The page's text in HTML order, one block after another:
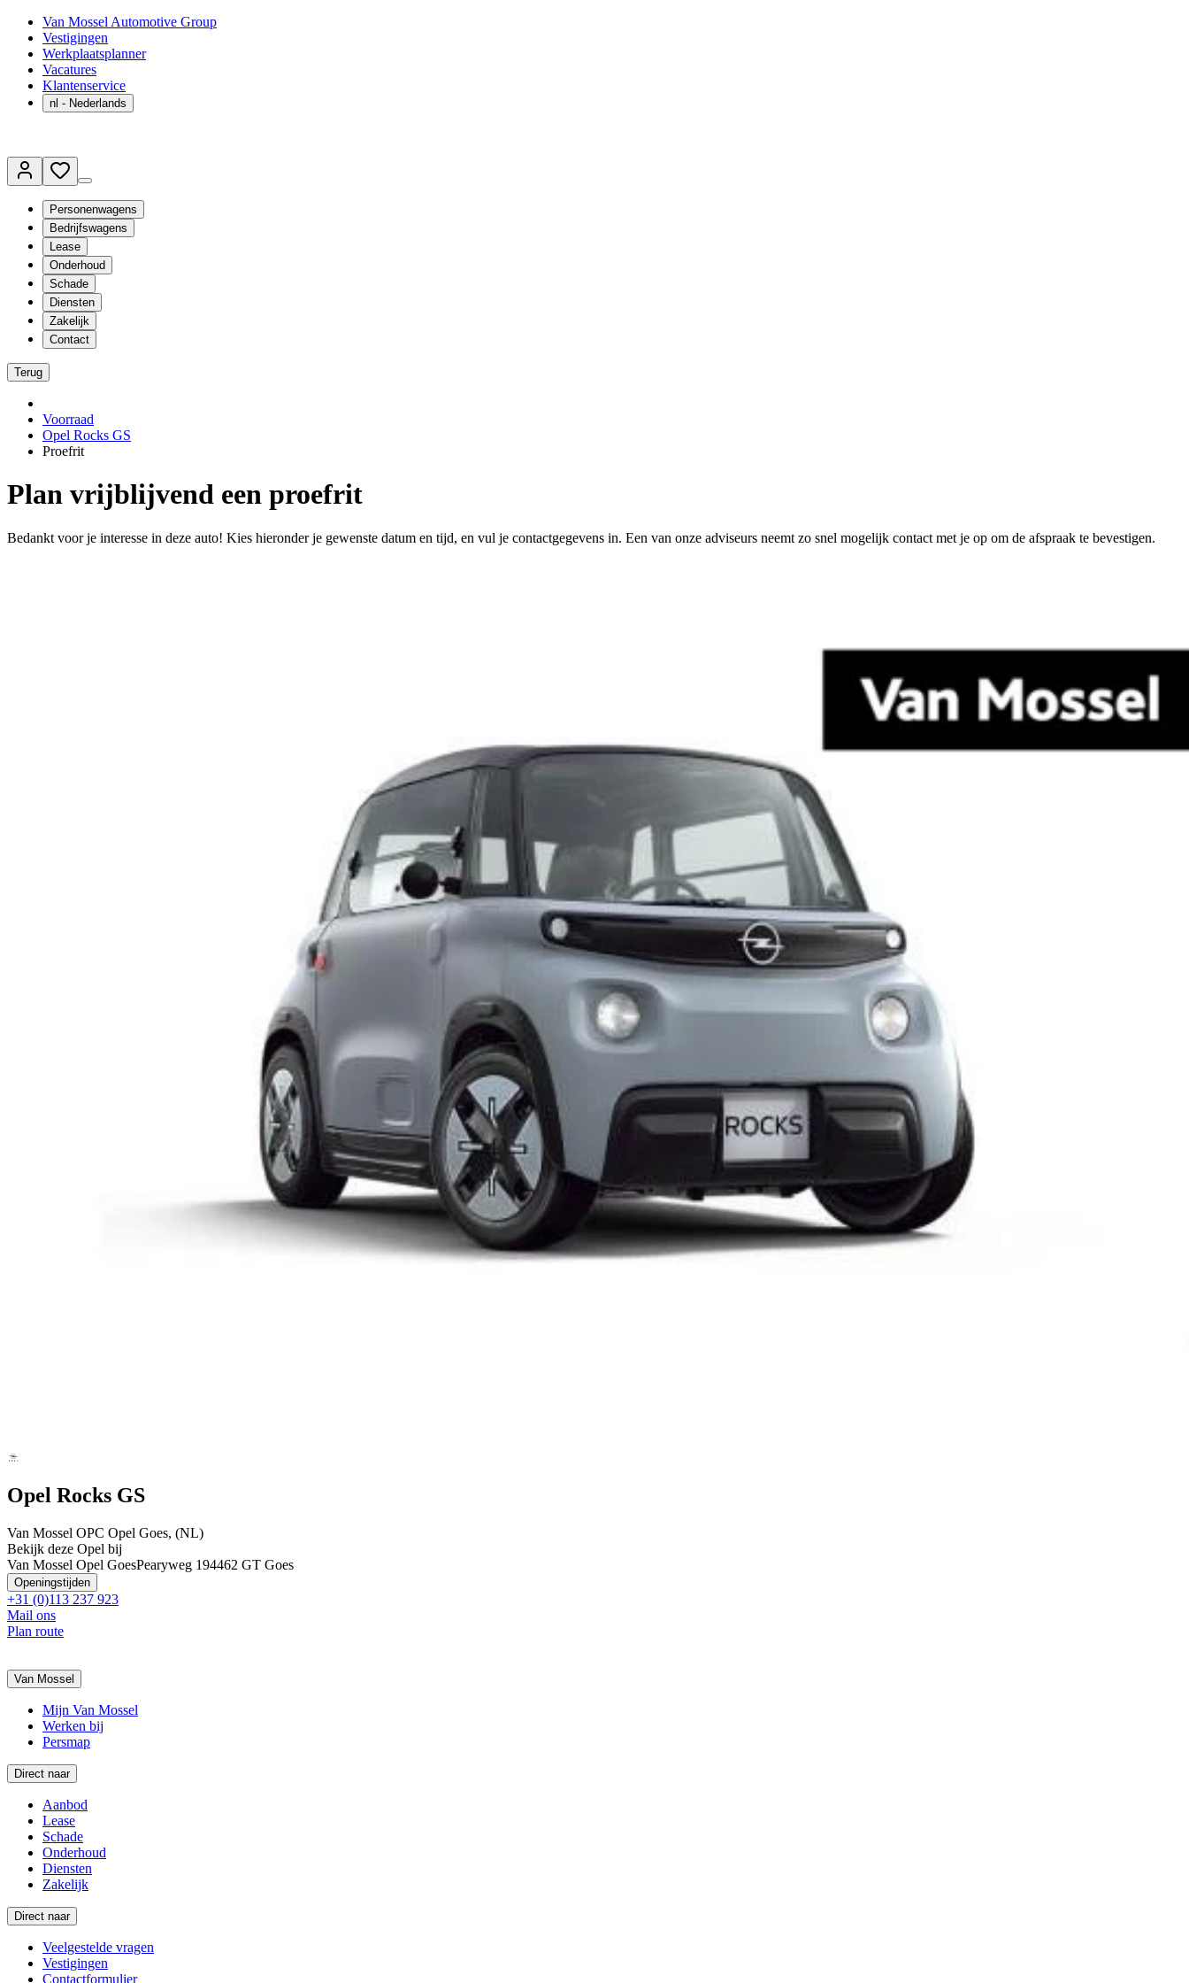
Van Mossel Automotive Group
Vestigingen
Werkplaatsplanner
Vacatures
Klantenservice
nl - Nederlands
Personenwagens
Bedrijfswagens
Lease
Onderhoud
Schade
Diensten
Zakelijk
Contact
Terug
Voorraad
Opel Rocks GS
Proefrit
Plan vrijblijvend een proefrit
Bedankt voor je interesse in deze auto! Kies hieronder je gewenste datum en tijd, en vul je contactgegevens in. Een van onze adviseurs neemt zo snel mogelijk contact met je op om de afspraak te bevestigen.
Opel Rocks GS
Van Mossel OPC Opel Goes, (NL)
Bekijk deze Opel bij
Van Mossel Opel GoesPearyweg 194462 GT Goes
Openingstijden
+31 (0)113 237 923
Mail ons
Plan route
Van Mossel
Mijn Van Mossel
Werken bij
Persmap
Direct naar
Aanbod
Lease
Schade
Onderhoud
Diensten
Zakelijk
Direct naar
Veelgestelde vragen
Vestigingen
Contactformulier